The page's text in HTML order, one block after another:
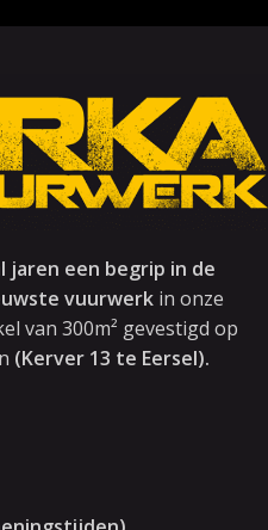
jaren een begrip in de
vuurwerk in onze
van 300m² gevestigd op
(Kerver 13 te Eersel).